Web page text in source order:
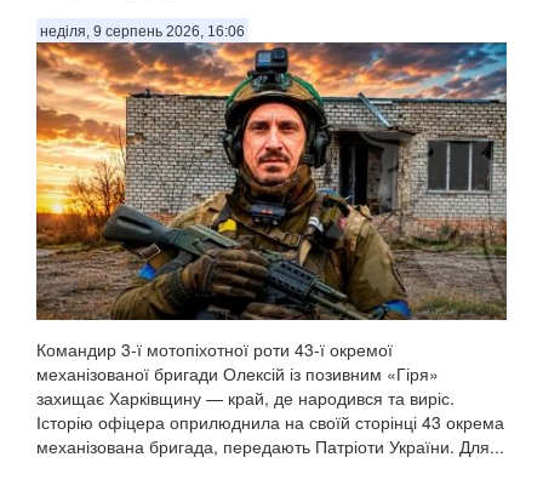
неділя, 9 серпень 2026, 16:06
Командир 3-ї мотопіхотної роти 43-ї окремої
механізованої бригади Олексій із позивним «Гіря»
захищає Харківщину — край, де народився та виріс.
Історію офіцера оприлюднила на своїй сторінці 43 окрема
механізована бригада, передають Патріоти України. Для...